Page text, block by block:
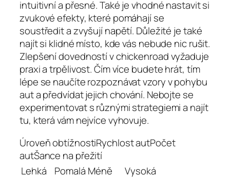
intuitivní a přesné. Také je vhodné nastavit si
zvukové efekty, které pomáhají se
soustředit a zvyšují napětí. Důležité je také
najít si klidné místo, kde vás nebude nic rušit.
Zlepšení dovedností v chickenroad vyžaduje
praxi a trpělivost. Čím více budete hrát, tím
lépe se naučíte rozpoznávat vzory v pohybu
aut a předvídat jejich chování. Nebojte se
experimentovat s různými strategiemi a najít
tu, která vám nejvíce vyhovuje.
Úroveň obtížnostiRychlost autPočet
autŠance na přežití
Lehká
Pomalá Méně
Vysoká